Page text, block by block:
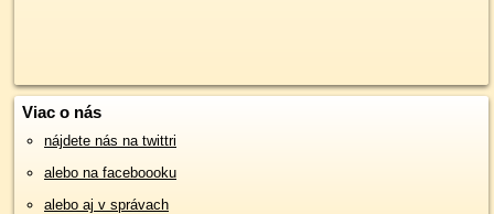
Viac o nás
nájdete nás na twittri
alebo na faceboooku
alebo aj v správach